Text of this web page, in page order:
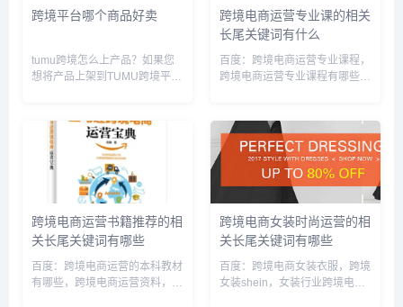
跨境平台哪个商品好卖
tumu跨境怎么上产品？如果您
想将产品上架到TUMU跨境平台
TUMU跨境平台上注册一个卖家
账号。您需要提供相关的个人或
企业信息，完成账号注册和认
证...
跨境电商运营专业课的相关
长尾关键词有什么
百度：跨境电商运营专业课程，
跨境电商运营专业课程有哪些，
跨境电商运营要学多久，跨境电
商运营培训课程，跨境电商运营
工作有没有前景，跨境电商运营
跨境电商运营书籍推荐的相
关长尾关键词有哪些
百度：跨境电商运营的本科教材
有哪些，跨境电商运营资料，跨
跨境电商女装时尚运营的相
关长尾关键词有哪些
百度：跨境电商女装衣服，跨境
女装shein，女装行业跨境电商